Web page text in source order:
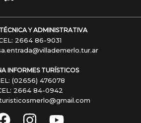
Y ADMINISTRATIVA
2664 86-9031
INFORMES TURÍSTICOS
(02656) 476078
2664 84-0942